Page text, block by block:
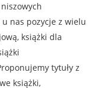
nas pozycje z wielu
książki dla
tytuły z
książki,